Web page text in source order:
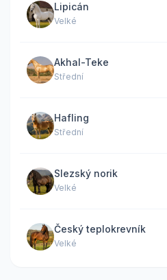
Lipicán
Velké
Akhal-Teke
Střední
Hafling
Střední
Slezský norik
Velké
Český teplokrevník
Velké